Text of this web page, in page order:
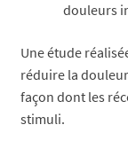
douleurs
Une étude
réduire la
façon dont les
stimuli.